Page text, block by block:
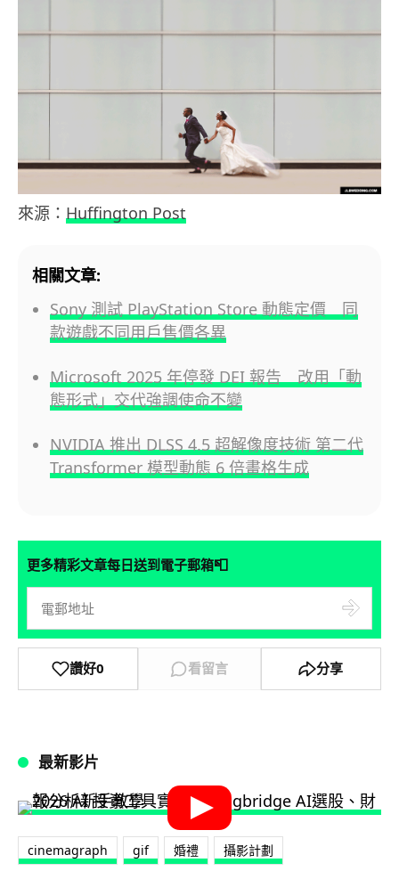
來源： Huffington Post
相關文章:
Sony 測試 PlayStation Store 動態定價 同
款遊戲不同用戶售價各異
Microsoft 2025 年停發 DEI 報告 改用「動
態形式」交代強調使命不變
NVIDIA 推出 DLSS 4.5 超解像度技術 第二代
Transformer 模型動態 6 倍畫格生成
更多精彩文章每日送到電子郵箱📮
讚好0 看留言 分享
最新影片
cinemagraph gif 婚禮 攝影計劃